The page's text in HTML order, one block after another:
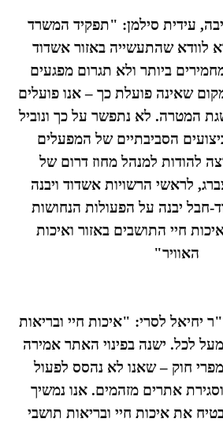
עידית סילמן: "תפקיד המשרד
לוודא שהתעשייה באזור אשדוד
ביותר ולא תגרום מפגעים
שאינה פועלת כך – אנו פועלים
המטרה. לא נתפשר על כך ונוביל
הסביבתיים של המפעלים
להודות למנהל מחוז דרום של
לראשי הרשויות אשדוד ויבנה
חבל יבנה על הפעולות הנחושות
חיי התושבים באזור ואיכות
האוויר"
יחיאל לסרי: "איכות חיי ובריאות
לכל. ישנה בפינוי האתר אמירה
חוק – שאנו לא נהסס לפעול
אתרים מזהמים. אנו נמשיך
את איכות חיי ובריאות תושבי